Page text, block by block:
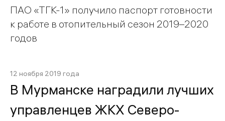
ПАО «ТГК-1» получило паспорт готовности
к работе в отопительный сезон 2019–2020
годов
12 ноября 2019 года
В Мурманске наградили лучших
управленцев ЖКХ Северо-